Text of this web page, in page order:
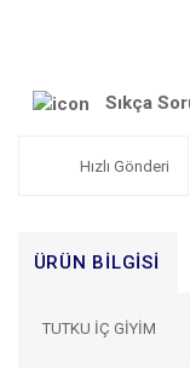
Sıkça
Hızlı Gönderi
ÜRÜN BILGISI
TUTKU İÇ GİYİM